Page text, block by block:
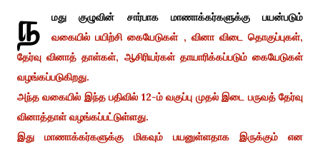
ந
மது குழுவின் சார்பாக மாணாக்கர்களுக்கு பயன்படும்
வகையில் பயிற்சி கையேடுகள் , வினா விடை தொகுப்புகள்,
தேர்வு வினாத் தாள்கள், ஆசிரியர்கள் தாயாரிக்கப்படும் கையேடுகள்
வழங்கப்படுகிறது.
அந்த வகையில் இந்த பதிவில் 12-ம் வகுப்பு முதல் இடை பருவத் தேர்வு
வினாத்தாள் வழங்கப்பட்டுள்ளது.
இது மாணாக்கர்களுக்கு மிகவும் பயனுள்ளதாக இருக்கும் என